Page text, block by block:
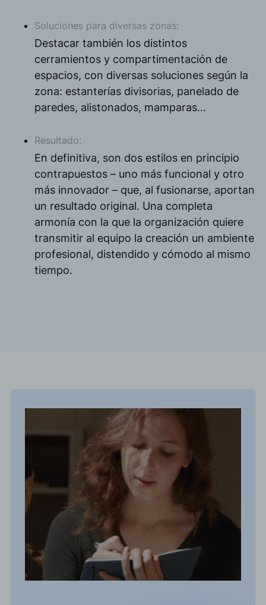
Soluciones para diversas zonas:
Destacar también los distintos
cerramientos y compartimentación de
espacios, con diversas soluciones según la
zona: estanterías divisorias, panelado de
paredes, alistonados, mamparas…
Resultado:
En definitiva, son dos estilos en principio
contrapuestos – uno más funcional y otro
más innovador – que, al fusionarse, aportan
un resultado original. Una completa
armonía con la que la organización quiere
transmitir al equipo la creación un ambiente
profesional, distendido y cómodo al mismo
tiempo.